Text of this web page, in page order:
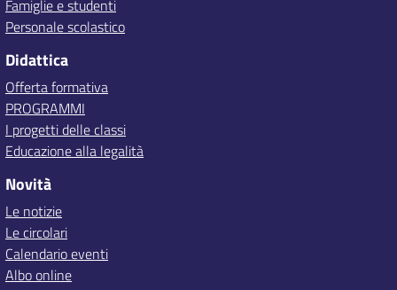
Famiglie e studenti
Personale scolastico
Didattica
Offerta formativa
PROGRAMMI
I progetti delle classi
Educazione alla legalità
Novità
Le notizie
Le circolari
Calendario eventi
Albo online